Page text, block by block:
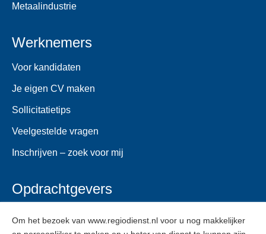
Metaalindustrie
Werknemers
Voor kandidaten
Je eigen CV maken
Sollicitatietips
Veelgestelde vragen
Inschrijven – zoek voor mij
Opdrachtgevers
Om het bezoek van www.regiodienst.nl voor u nog makkelijker